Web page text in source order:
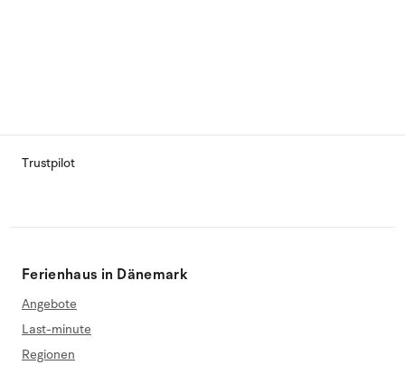
Trustpilot
Ferienhaus in Dänemark
Angebote
Last-minute
Regionen